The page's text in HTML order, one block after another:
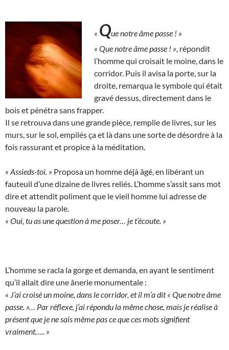
« Que notre âme passe ! »
« Que notre âme passe ! » , répondit
l’homme qui croisait le moine, dans le
corridor. Puis il avisa la porte, sur la
droite, remarqua le symbole qui était
gravé dessus, directement dans le
bois et pénétra sans frapper.
Il se retrouva dans une grande pièce, remplie de livres, sur les
murs, sur le sol, empilés ça et là dans une sorte de désordre à la
fois rassurant et propice à la méditation.
« Assieds-toi. » Proposa un homme déjà âgé, en libérant un
fauteuil d’une dizaine de livres reliés. L’homme s’assit sans mot
dire et attendit poliment que le vieil homme lui adresse de
nouveau la parole.
« Oui, tu as une question à me poser… je t’écoute. »
L’homme se racla la gorge et demanda, en ayant le sentiment
qu’il allait dire une ânerie monumentale :
« J’ai croisé un moine, dans le corridor, et il m’a dit « Que notre âme
passe. »… Par réflexe, j’ai répondu la même chose, mais je réalise à
présent que je ne sais même pas ce que ces mots signifient
vraiment….. »